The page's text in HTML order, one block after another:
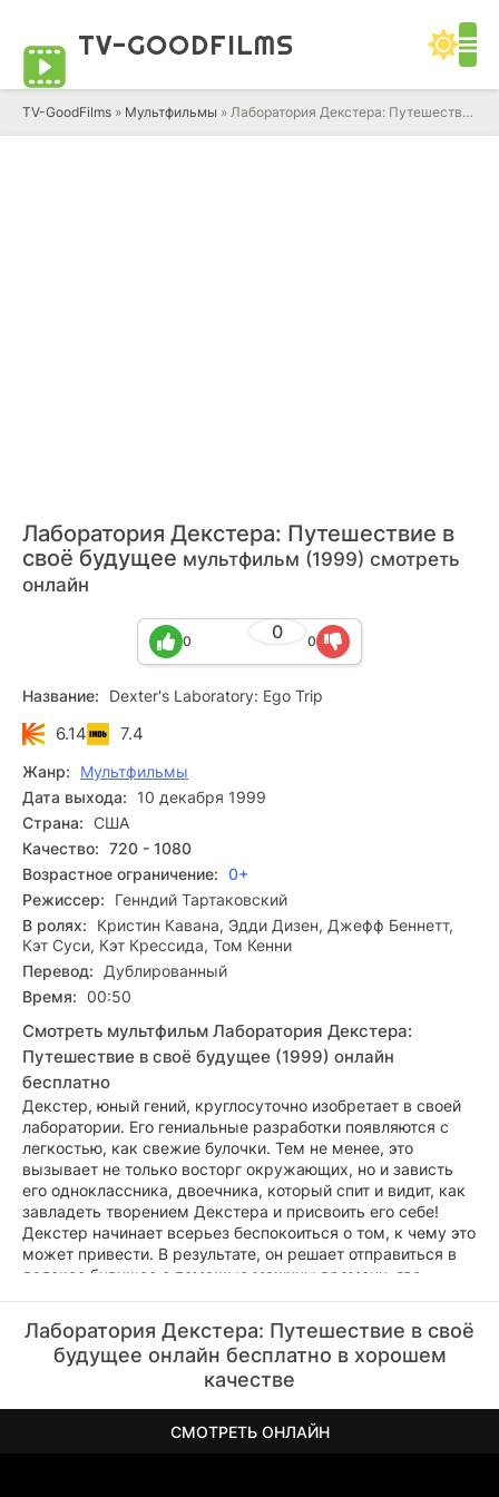
TV-GOODFILMS
TV-GoodFilms » Мультфильмы » Лаборатория Декстера: Путешествие в своё будущее
Лаборатория Декстера: Путешествие в
своё будущее мультфильм (1999) смотреть
онлайн
0
0 0
Название: Dexter's Laboratory: Ego Trip
6.14 7.4
Жанр:
Мультфильмы
Дата выхода:
10 декабря 1999
Страна: США
Качество: 720 - 1080
Возрастное ограничение: 0+
Режиссер:
Генндий Тартаковский
В ролях:
Кристин Кавана, Эдди Дизен, Джефф Беннетт,
Кэт Суси, Кэт Крессида, Том Кенни
Перевод:
Дублированный
Время: 00:50
Смотреть мультфильм Лаборатория Декстера:
Путешествие в своё будущее (1999) онлайн
бесплатно
Декстер, юный гений, круглосуточно изобретает в своей
лаборатории. Его гениальные разработки появляются с
легкостью, как свежие булочки. Тем не менее, это
вызывает не только восторг окружающих, но и зависть
его одноклассника, двоечника, который спит и видит, как
завладеть творением Декстера и присвоить его себе!
Декстер начинает всерьез беспокоиться о том, к чему это
может привести. В результате, он решает отправиться в
далекое будущее с помощью машины времени, где
исправить прошлые ошибки в будущем?
Лаборатория Декстера: Путешествие в своё
будущее онлайн бесплатно в хорошем
качестве
СМОТРЕТЬ ОНЛАЙН